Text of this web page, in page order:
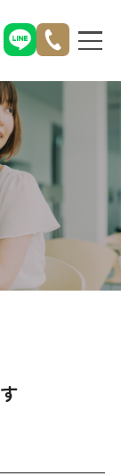
西味鋺のさたけ接骨院